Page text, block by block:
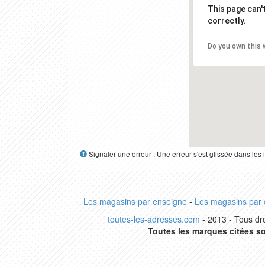
This page
correctly.
Do you own this
Signaler une erreur : Une erreur s'est glissée dans
Les magasins par enseigne- Les magasins par
toutes-les-adresses.com - 2013 - Tous
Toutes les marques citées